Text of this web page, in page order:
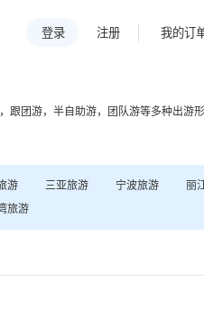
登录 注册 我的订
跟团游，半自助游，团队游等多种出游
游 三亚旅游 宁波旅游 丽
旅游